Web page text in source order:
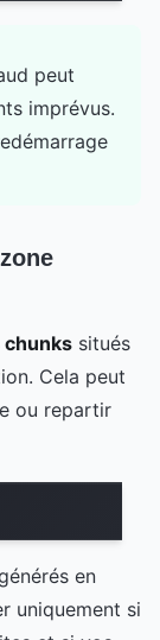
peut
imprévus.
situés
Cela peut
ou repartir
en
uniquement si